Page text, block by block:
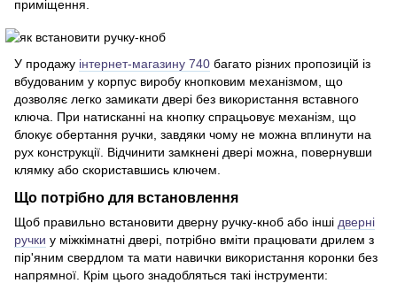
приміщення.
У продажу інтернет-магазину 740 багато різних пропозицій із
вбудованим у корпус виробу кнопковим механізмом, що
дозволяє легко замикати двері без використання вставного
ключа. При натисканні на кнопку спрацьовує механізм, що
блокує обертання ручки, завдяки чому не можна вплинути на
рух конструкції. Відчинити замкнені двері можна, повернувши
клямку або скориставшись ключем.
Що потрібно для встановлення
Щоб правильно встановити дверну ручку-кноб або інші дверні
ручки у міжкімнатні двері, потрібно вміти працювати дрилем з
пір'яним свердлом та мати навички використання коронки без
напрямної. Крім цього знадобляться такі інструменти: